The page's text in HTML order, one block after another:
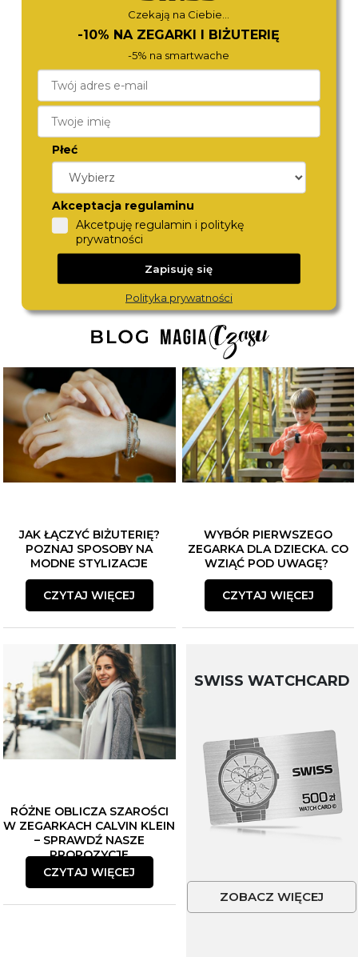
ROAMER
968833 41 85 20
1 490,-
993819 41 85 20
JAK ŁĄCZYĆ BIŻUTERIĘ?
POZNAJ SPOSOBY NA
MODNE STYLIZACJE
CZYTAJ WIĘCEJ
WYBÓR PIERWSZEGO
ZEGARKA DLA DZIECKA. CO
WZIĄĆ POD UWAGĘ?
CZYTAJ WIĘCEJ
RÓŻNE OBLICZA SZAROŚCI
W ZEGARKACH CALVIN KLEIN
– SPRAWDŹ NASZE
PROPOZYCJE
CZYTAJ WIĘCEJ
SWISS WATCHCARD
ZOBACZ WIĘCEJ
Czekają na Ciebie...
-10% NA ZEGARKI I BIŻUTERIĘ
-5% na smartwache
Płeć
Akceptacja regulaminu
Akcetpuję regulamin i politykę
prywatności
Zapisuję się
Polityka prywatności